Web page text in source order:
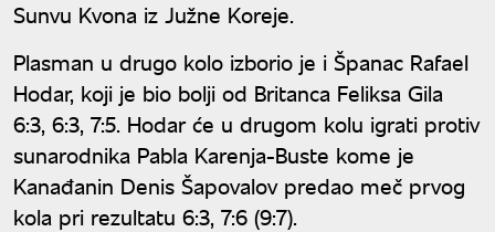
Sunvu Kvona iz Južne Koreje.
Plasman u drugo kolo izborio je i Španac Rafael
Hodar, koji je bio bolji od Britanca Feliksa Gila
6:3, 6:3, 7:5. Hodar će u drugom kolu igrati protiv
sunarodnika Pabla Karenja-Buste kome je
Kanađanin Denis Šapovalov predao meč prvog
kola pri rezultatu 6:3, 7:6 (9:7).